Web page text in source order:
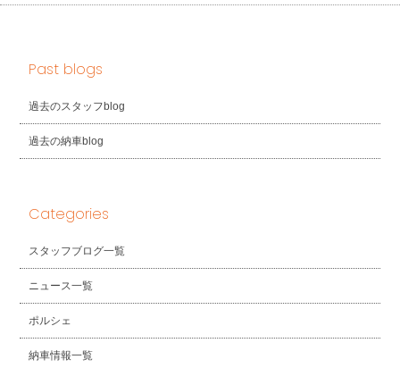
Past blogs
過去のスタッフblog
過去の納車blog
Categories
スタッフブログ一覧
ニュース一覧
ポルシェ
納車情報一覧